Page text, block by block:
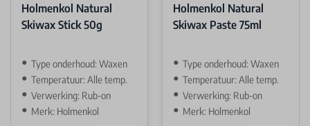
Holmenkol Natural
Skiwax Stick 50g
Type onderhoud: Waxen
Temperatuur: Alle temp.
Verwerking: Rub-on
Merk: Holmenkol
Holmenkol Natural
Skiwax Paste 75ml
Type onderhoud: Waxen
Temperatuur: Alle temp.
Verwerking: Rub-on
Merk: Holmenkol